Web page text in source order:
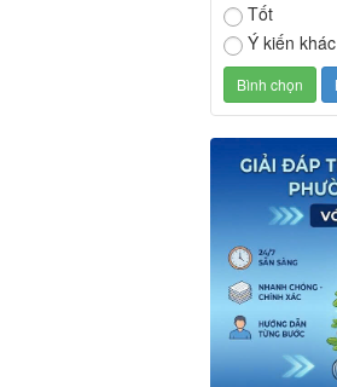
Tốt
Ý kiến khác